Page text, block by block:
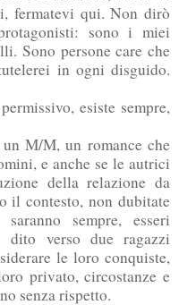
fermatevi qui. Non dirò
sono i miei
Sono persone care che
in ogni disguido.
esiste sempre,
M/M, un romance che
e anche se le autrici
della relazione da
il contesto, non dubitate
sempre, esseri
verso due ragazzi
le loro conquiste,
privato, circostanze e
senza rispetto.